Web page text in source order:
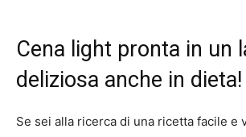
Cena light pronta in un
deliziosa anche in dieta!
Se sei alla ricerca di una ricetta facile e